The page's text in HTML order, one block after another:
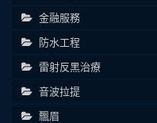
金融服務
防水工程
雷射反黑治療
音波拉提
飄眉